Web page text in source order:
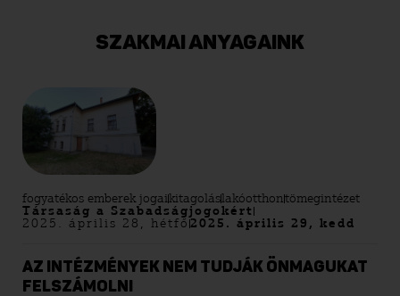
SZAKMAI ANYAGAINK
fogyatékos emberek jogaikitagoláslakóotthontömegintézet
Társaság a Szabadságjogokért
2025. április 28, hétfő 2025. április 29, kedd
AZ INTÉZMÉNYEK NEM TUDJÁK ÖNMAGUKAT
FELSZÁMOLNI